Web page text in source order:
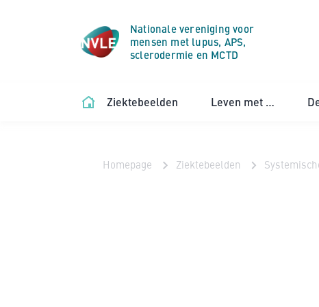
Nationale vereniging voor
mensen met lupus, APS,
sclerodermie en MCTD
Ziektebeelden Leven met …
Homepage Ziektebeelden